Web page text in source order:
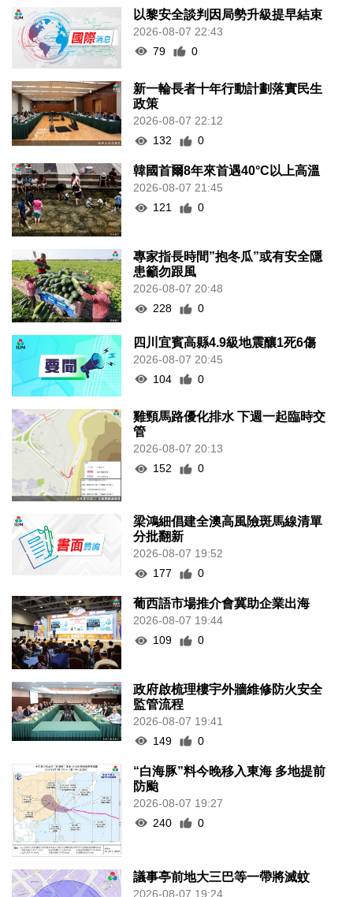
以黎安全談判因局勢升級提早結束
2026-08-07 22:43
79
0
新一輪長者十年行動計劃落實民生
政策
2026-08-07 22:12
132
0
韓國首爾8年來首遇40°C以上高溫
2026-08-07 21:45
121
0
專家指長時間”抱冬瓜”或有安全隱
患籲勿跟風
2026-08-07 20:48
228
0
四川宜賓高縣4.9級地震釀1死6傷
2026-08-07 20:45
104
0
雞頸馬路優化排水 下週一起臨時交
管
2026-08-07 20:13
152
0
梁鴻細倡建全澳高風險斑馬線清單
分批翻新
2026-08-07 19:52
177
0
葡西語市場推介會冀助企業出海
2026-08-07 19:44
109
0
政府啟梳理樓宇外牆維修防火安全
監管流程
2026-08-07 19:41
149
0
“白海豚”料今晚移入東海 多地提前
防颱
2026-08-07 19:27
240
0
議事亭前地大三巴等一帶將滅蚊
2026-08-07 19:24